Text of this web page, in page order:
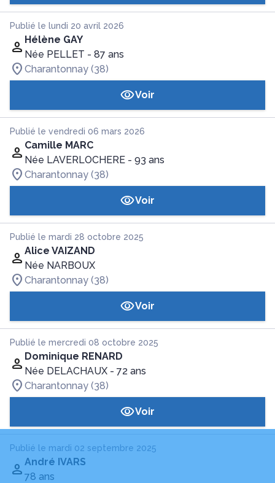
Publié le lundi 20 avril 2026
Hélène GAY
Née PELLET - 87 ans
Charantonnay (38)
Voir
Publié le vendredi 06 mars 2026
Camille MARC
Née LAVERLOCHERE - 93 ans
Charantonnay (38)
Voir
Publié le mardi 28 octobre 2025
Alice VAIZAND
Née NARBOUX
Charantonnay (38)
Voir
Publié le mercredi 08 octobre 2025
Dominique RENARD
Née DELACHAUX - 72 ans
Charantonnay (38)
Voir
Publié le mardi 02 septembre 2025
André IVARS
78 ans